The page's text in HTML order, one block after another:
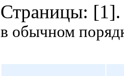
Страницы:
в обычном